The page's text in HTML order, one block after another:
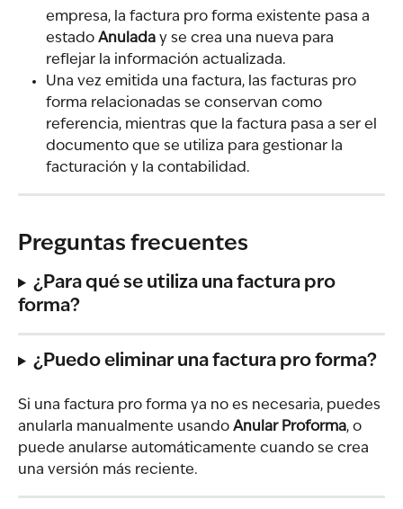
empresa, la factura pro forma existente pasa a
estado Anulada y se crea una nueva para
reflejar la información actualizada.
Una vez emitida una factura, las facturas pro
forma relacionadas se conservan como
referencia, mientras que la factura pasa a ser el
documento que se utiliza para gestionar la
facturación y la contabilidad.
Preguntas frecuentes
¿Para qué se utiliza una factura pro
forma?
¿Puedo eliminar una factura pro forma?
Si una factura pro forma ya no es necesaria, puedes
anularla manualmente usando Anular Proforma, o
puede anularse automáticamente cuando se crea
una versión más reciente.